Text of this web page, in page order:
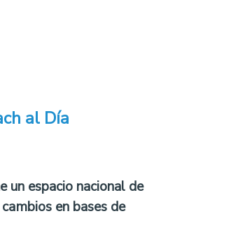
al Día
un espacio nacional de
en bases de